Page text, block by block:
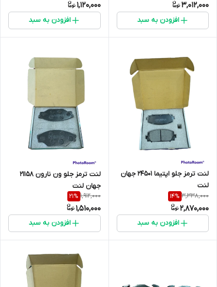
3,012,000
افزودن به سبد
1,120,000
افزودن به سبد
لنت ترمز جلو اپتیما 24501 جهان
لنت
3,338,000
14%
2,870,000
افزودن به سبد
لنت ترمز جلو ون نارون 21158
جهان لنت
1,912,000
21%
1,510,000
افزودن به سبد